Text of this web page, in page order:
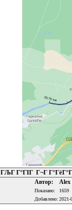
ГЉГ Г°ГІГ Г¬Г
Автор: Alex
Показано: 1659
Добавлено: 2021-